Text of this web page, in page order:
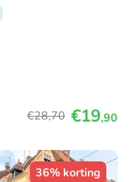
€28,70 €19,90
36% korting